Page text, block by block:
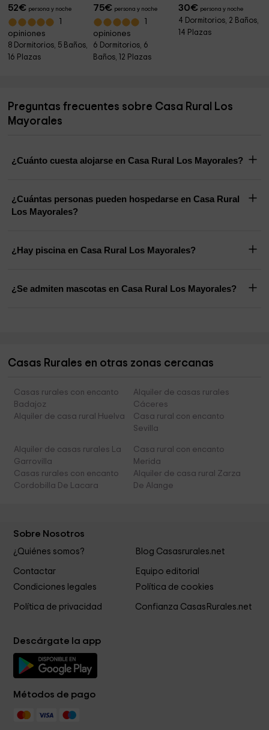
52€ persona y noche
opiniones
8 Dormitorios, 5 Baños,
16 Plazas
75€ persona y noche
opiniones
6 Dormitorios, 6
Baños, 12 Plazas
30€ persona y noche
4 Dormitorios, 2 Baños,
14 Plazas
Preguntas frecuentes sobre Casa Rural Los
Mayorales
¿Cuánto cuesta alojarse en Casa Rural Los Mayorales?
¿Cuántas personas pueden hospedarse en Casa Rural
Los Mayorales?
¿Hay piscina en Casa Rural Los Mayorales?
¿Se admiten mascotas en Casa Rural Los Mayorales?
Casas Rurales en otras zonas cercanas
Casas rurales con encanto
Badajoz
Alquiler de casas rurales
Cáceres
Alquiler de casa rural Huelva
Casa rural con encanto
Sevilla
Alquiler de casas rurales La
Garrovilla
Casa rural con encanto
Merida
Casas rurales con encanto
Cordobilla De Lacara
Alquiler de casa rural Zarza
De Alange
Sobre Nosotros
¿Quiénes somos? Blog Casasrurales.net
Contactar
Equipo editorial
Condiciones legales
Política de cookies
Política de privacidad Confianza CasasRurales.net
Descárgate la app
Métodos de pago